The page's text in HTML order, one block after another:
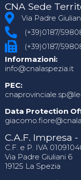
CNA Sede
Via Padre
(+39)0187/
(+39)0187/
Informazioni:
info@cnalaspezia.it
PEC:
Data Protection
C.A.F. Impresa
C.F. e P. IVA
Via Padre Giuliani 6
19125 La Spezia